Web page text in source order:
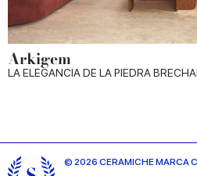
Arkigem
LA ELEGANCIA DE LA PIEDRA
© 2026 CERAMICHE MARCA